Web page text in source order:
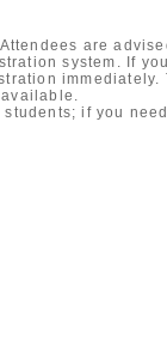
are
system. If
immediately.
if you